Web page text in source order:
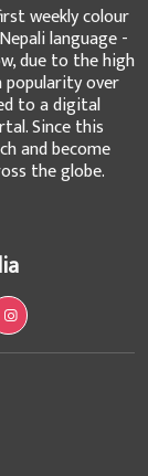
weekly colour
language -
due to the high
over
to a digital
Since this
and become
the globe.